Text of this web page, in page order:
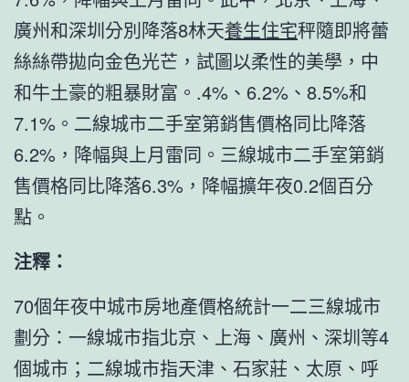
廣州和深圳分別降落8林天養生住宅秤隨即將蕾
絲絲帶拋向金色光芒，試圖以柔性的美學，中
和牛土豪的粗暴財富。.4%、6.2%、8.5%和
7.1%。二線城市二手室第銷售價格同比降落
6.2%，降幅與上月雷同。三線城市二手室第銷
售價格同比降落6.3%，降幅擴年夜0.2個百分
點。
注釋：
70個年夜中城市房地產價格統計一二三線城市
劃分：一線城市指北京、上海、廣州、深圳等4
個城市；二線城市指天津、石家莊、太原、呼